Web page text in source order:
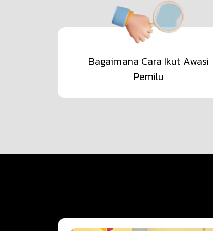
Bagaimana Cara Ikut Awasi
Pemilu